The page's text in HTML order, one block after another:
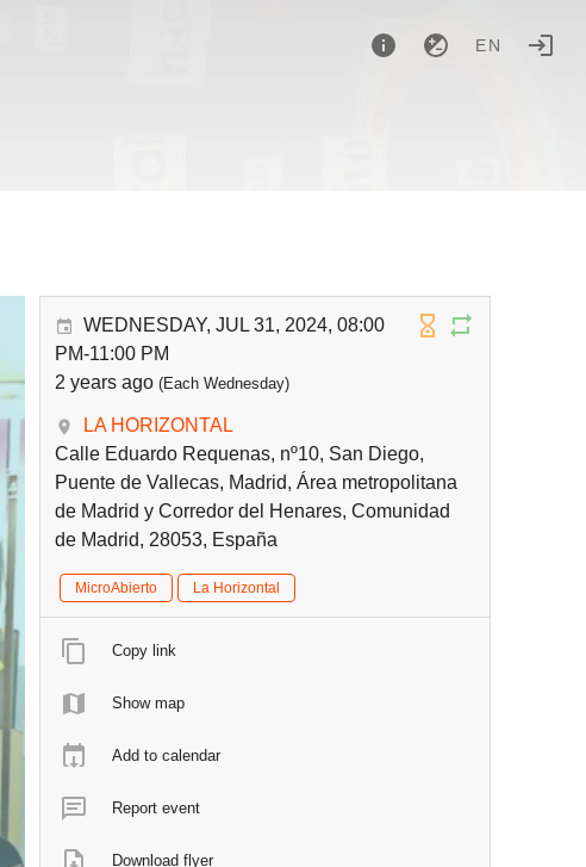
EN
WEDNESDAY, JUL 31, 2024, 08:00
PM-11:00 PM
2 years ago (Each Wednesday)
LA HORIZONTAL
Calle Eduardo Requenas, nº10, San Diego,
Puente de Vallecas, Madrid, Área metropolitana
de Madrid y Corredor del Henares, Comunidad
de Madrid, 28053, España
MicroAbierto La Horizontal
Copy link
Show map
Add to calendar
Report event
Download flyer